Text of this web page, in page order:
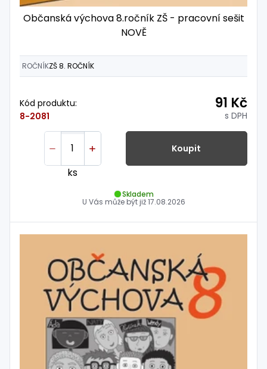
Občanská výchova 8.ročník ZŠ - pracovní sešit
NOVĚ
ROČNÍKZŠ 8. ROČNÍK
Kód produktu:
8-2081
91 Kč
s DPH
ks
Koupit
Skladem
U Vás může být již17.08.2026